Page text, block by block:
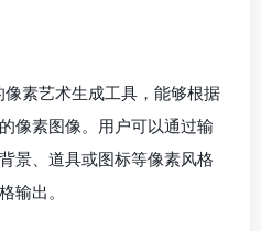
素艺术生成工具，能够根据
像素图像。用户可以通过输
景、道具或图标等像素风格
输出。